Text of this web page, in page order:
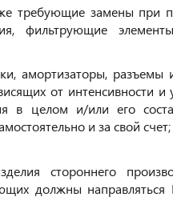
требующие замены при
фильтрующие
амортизаторы, разъемы
от интенсивности и
в целом и/или его
и за свой счет;
стороннего
должны